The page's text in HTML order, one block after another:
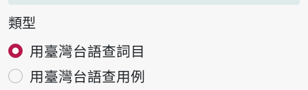
類型
用臺灣台語查詞目
用臺灣台語查用例